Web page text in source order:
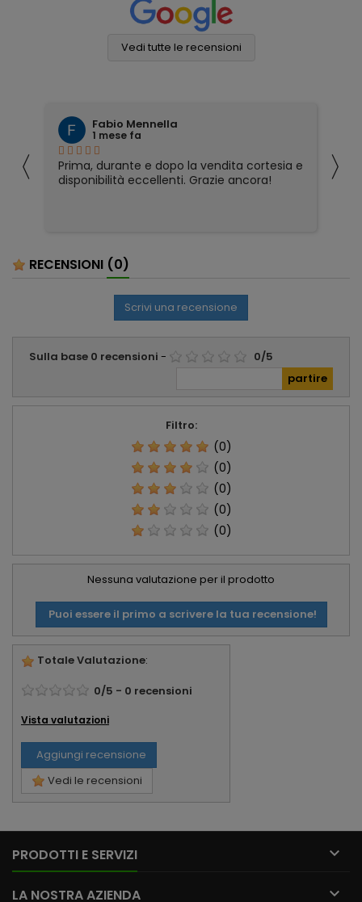
Vedi tutte le recensioni
〈
Fabio Mennella
1 mese fa
Prima, durante e dopo la vendita cortesia e
disponibilità eccellenti. Grazie ancora!
〉
RECENSIONI (0)
Scrivi una recensione
Sulla base 0 recensioni - 0/5
Filtro:
(0)
(0)
(0)
(0)
(0)
Nessuna valutazione per il prodotto
Puoi essere il primo a scrivere la tua recensione!
Totale Valutazione:
0/5 - 0 recensioni
Vista valutazioni
Aggiungi recensione
Vedi le recensioni
PRODOTTI E SERVIZI 
LA NOSTRA AZIENDA 